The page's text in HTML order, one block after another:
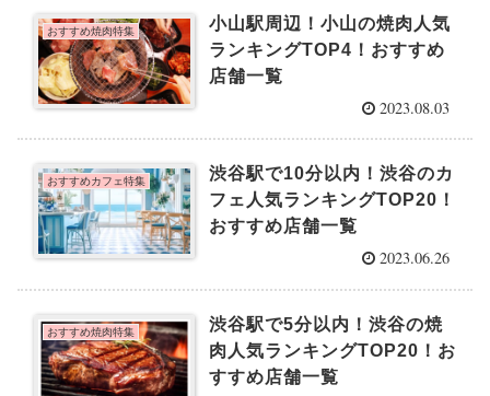
おすすめ焼肉特集
小山駅周辺！小山の焼肉人気
ランキングTOP4！おすすめ
店舗一覧
2023.08.03
おすすめカフェ特集
渋谷駅で10分以内！渋谷のカ
フェ人気ランキングTOP20！
おすすめ店舗一覧
2023.06.26
おすすめ焼肉特集
渋谷駅で5分以内！渋谷の焼
肉人気ランキングTOP20！お
すすめ店舗一覧